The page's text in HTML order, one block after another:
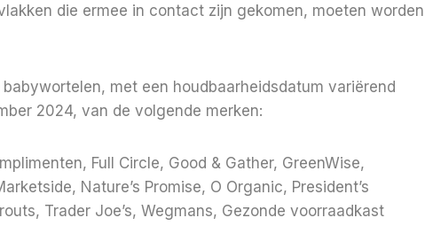
die ermee in contact zijn gekomen, moeten worden
met een houdbaarheidsdatum variërend
2024, van de volgende merken:
Full Circle, Good & Gather, GreenWise,
Nature’s Promise, O Organic, President’s
Trader Joe’s, Wegmans, Gezonde voorraadkast